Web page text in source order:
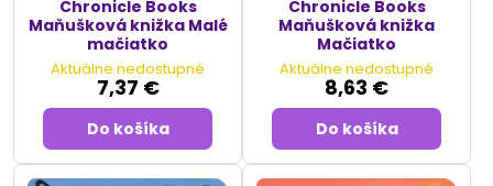
Chronicle Books
Maňušková knižka Malé
mačiatko
Aktuálne nedostupné
7,37 €
Do košíka
Chronicle Books
Maňušková knižka
Mačiatko
Aktuálne nedostupné
8,63 €
Do košíka